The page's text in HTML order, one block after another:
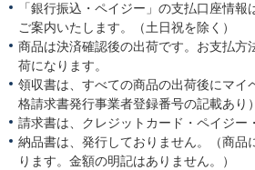
「銀行振込・ペイジー」の支払口座情
ご案内いたします。（土日祝を除く）
商品は決済確認後の出荷です。お支払
荷になります。
領収書は、すべての商品の出荷後にマ
格請求書発行事業者登録番号の記載あり）
請求書は、クレジットカード・ペイジ
納品書は、発行しておりません。（商
ります。金額の明記はありません。）